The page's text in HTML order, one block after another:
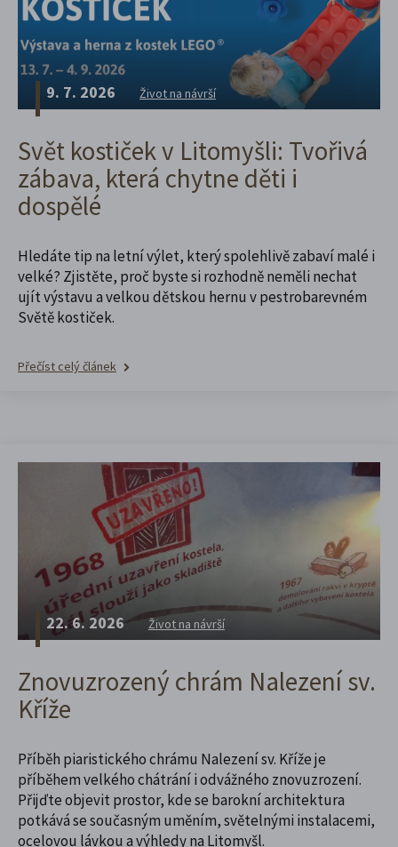
9. 7. 2026 Život na návrší
Svět kostiček v Litomyšli: Tvořivá
zábava, která chytne děti i
dospělé
Hledáte tip na letní výlet, který spolehlivě zabaví malé i
velké? Zjistěte, proč byste si rozhodně neměli nechat
ujít výstavu a velkou dětskou hernu v pestrobarevném
Světě kostiček.
Přečíst celý článek
22. 6. 2026 Život na návrší
Znovuzrozený chrám Nalezení sv.
Kříže
Příběh piaristického chrámu Nalezení sv. Kříže je
příběhem velkého chátrání i odvážného znovuzrození.
Přijďte objevit prostor, kde se barokní architektura
potkává se současným uměním, světelnými instalacemi,
ocelovou lávkou a výhledy na Litomyšl.